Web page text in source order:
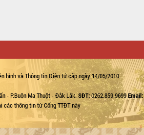
hình và Thông tin Điện tử cấp ngày 14/05/2010
- P.Buôn Ma Thuột - Đắk Lắk.SĐT:0262.859.9699Email:
các thông tin từ Cổng TTĐT này